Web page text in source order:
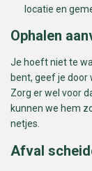
locatie en
Ophalen
Je hoeft niet te
bent, geef je door
Zorg er wel voor
kunnen we hem
netjes.
Afval